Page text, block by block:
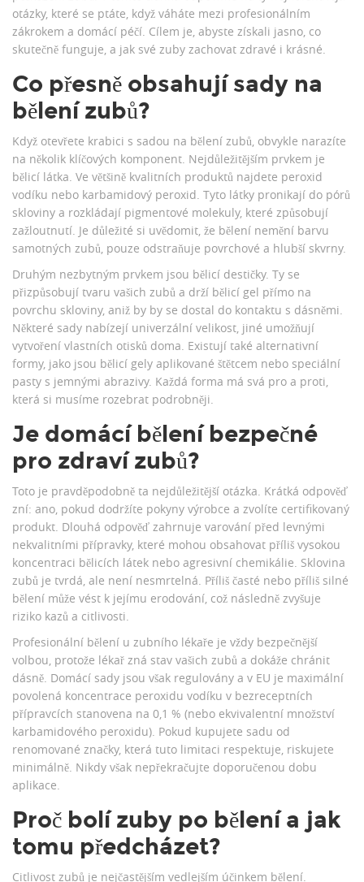
otázky, které se ptáte, když váháte mezi profesionálním
zákrokem a domácí péčí. Cílem je, abyste získali jasno, co
skutečně funguje, a jak své zuby zachovat zdravé i krásné.
Co přesně obsahují sady na
bělení zubů?
Když otevřete krabici s sadou na bělení zubů, obvykle narazíte
na několik klíčových komponent. Nejdůležitějším prvkem je
bělicí látka. Ve většině kvalitních produktů najdete peroxid
vodíku nebo karbamidový peroxid. Tyto látky pronikají do pórů
skloviny a rozkládají pigmentové molekuly, které způsobují
zažloutnutí. Je důležité si uvědomit, že bělení nemění barvu
samotných zubů, pouze odstraňuje povrchové a hlubší skvrny.
Druhým nezbytným prvkem jsou bělicí destičky. Ty se
přizpůsobují tvaru vašich zubů a drží bělicí gel přímo na
povrchu skloviny, aniž by by se dostal do kontaktu s dásněmi.
Některé sady nabízejí univerzální velikost, jiné umožňují
vytvoření vlastních otisků doma. Existují také alternativní
formy, jako jsou bělicí gely aplikované štětcem nebo speciální
pasty s jemnými abrazivy. Každá forma má svá pro a proti,
která si musíme rozebrat podrobněji.
Je domácí bělení bezpečné
pro zdraví zubů?
Toto je pravděpodobně ta nejdůležitější otázka. Krátká odpověď
zní: ano, pokud dodržíte pokyny výrobce a zvolíte certifikovaný
produkt. Dlouhá odpověď zahrnuje varování před levnými
nekvalitními přípravky, které mohou obsahovat příliš vysokou
koncentraci bělicích látek nebo agresivní chemikálie. Sklovina
zubů je tvrdá, ale není nesmrtelná. Příliš časté nebo příliš silné
bělení může vést k jejímu erodování, což následně zvyšuje
riziko kazů a citlivosti.
Profesionální bělení u zubního lékaře je vždy bezpečnější
volbou, protože lékař zná stav vašich zubů a dokáže chránit
dásně. Domácí sady jsou však regulovány a v EU je maximální
povolená koncentrace peroxidu vodíku v bezreceptních
přípravcích stanovena na 0,1 % (nebo ekvivalentní množství
karbamidového peroxidu). Pokud kupujete sadu od
renomované značky, která tuto limitaci respektuje, riskujete
minimálně. Nikdy však nepřekračujte doporučenou dobu
aplikace.
Proč bolí zuby po bělení a jak
tomu předcházet?
Citlivost zubů je nejčastějším vedlejším účinkem bělení.